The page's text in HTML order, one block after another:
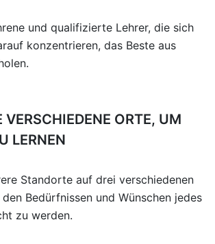
und qualifizierte Lehrer, die sich
konzentrieren, das Beste aus
VERSCHIEDENE ORTE, UM
LERNEN
Standorte auf drei verschiedenen
Bedürfnissen und Wünschen jedes
zu werden.